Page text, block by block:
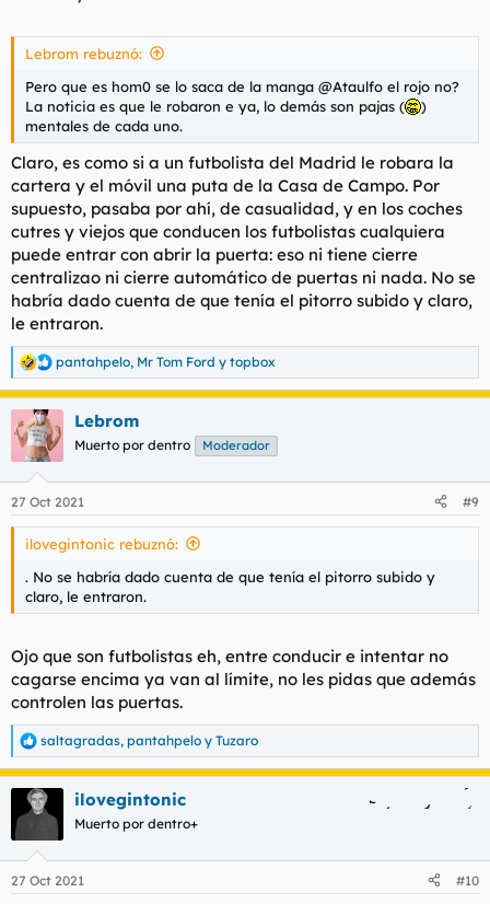
Lebrom rebuznó:
Pero que es hom0 se lo saca de la manga @Ataulfo el rojo no?
La noticia es que le robaron e ya, lo demás son pajas (
)
mentales de cada uno.
Claro, es como si a un futbolista del Madrid le robara la
cartera y el móvil una puta de la Casa de Campo. Por
supuesto, pasaba por ahí, de casualidad, y en los coches
cutres y viejos que conducen los futbolistas cualquiera
puede entrar con abrir la puerta: eso ni tiene cierre
centralizao ni cierre automático de puertas ni nada. No se
habría dado cuenta de que tenía el pitorro subido y claro,
le entraron.
R
e
a
c
c
e
s
pantahpelo, Mr Tom Ford y topbox
Lebrom
Muerto por dentro Moderador
27 Oct 2021 #9
ilovegintonic rebuznó:
. No se habría dado cuenta de que tenía el pitorro subido y
claro, le entraron.
Ojo que son futbolistas eh, entre conducir e intentar no
cagarse encima ya van al límite, no les pidas que además
controlen las puertas.
R
e
a
c
e
saltagradas, pantahpelo y Tuzaro
ilovegintonic
Muerto por dentro+
27 Oct 2021 #10